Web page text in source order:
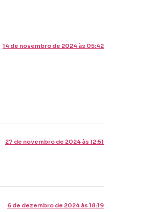
14 de novembro de 2024 às 05:42
27 de novembro de 2024 às 12:51
6 de dezembro de 2024 às 18:19